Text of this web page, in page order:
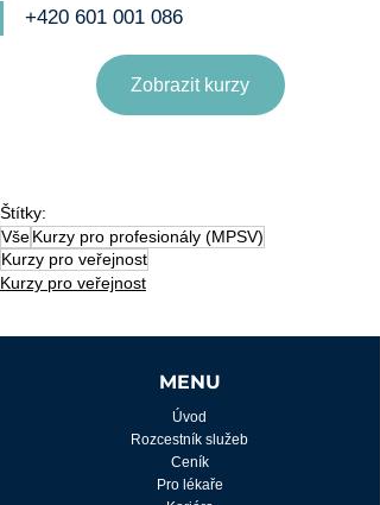
+420 601 001 086
Zobrazit kurzy
Štítky:
VšeKurzy pro profesionály (MPSV)
Kurzy pro veřejnost
Kurzy pro veřejnost
MENU
Úvod
Rozcestník služeb
Ceník
Pro lékaře